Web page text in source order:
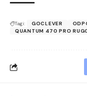
Tagi: GOCLEVER
QUANTUM 470 PRO